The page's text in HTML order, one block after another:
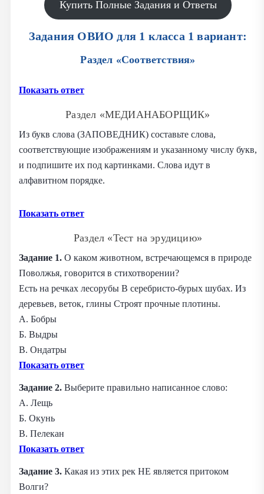
Купить Полные Задания и Ответы
Задания ОВИО для 1 класса 1 вариант:
Раздел «Соответствия»
Показать ответ
Раздел «МЕДИАНАБОРЩИК»
Из букв слова (ЗАПОВЕДНИК) составьте слова,
соответствующие изображениям и указанному числу букв,
и подпишите их под картинками. Слова идут в
алфавитном порядке.
Показать ответ
Раздел «Тест на эрудицию»
Задание 1. О каком животном, встречающемся в природе
Поволжья, говорится в стихотворении?
Есть на речках лесорубы В серебристо-бурых шубах. Из
деревьев, веток, глины Строят прочные плотины.
А. Бобры
Б. Выдры
В. Ондатры
Показать ответ
Задание 2. Выберите правильно написанное слово:
А. Лещь
Б. Окунь
В. Пелекан
Показать ответ
Задание 3. Какая из этих рек НЕ является притоком
Волги?